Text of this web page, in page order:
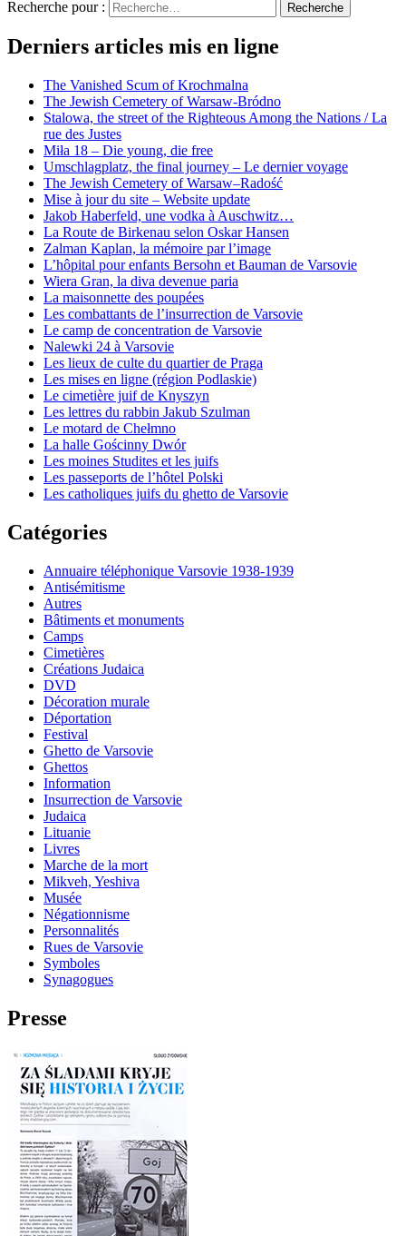
Recherche pour : Recherche
Derniers articles mis en ligne
The Vanished Scum of Krochmalna
The Jewish Cemetery of Warsaw-Bródno
Stalowa, the street of the Righteous Among the Nations / La
rue des Justes
Miła 18 – Die young, die free
Umschlagplatz, the final journey – Le dernier voyage
The Jewish Cemetery of Warsaw–Radość
Mise à jour du site – Website update
Jakob Haberfeld, une vodka à Auschwitz…
La Route de Birkenau selon Oskar Hansen
Zalman Kaplan, la mémoire par l’image
L’hôpital pour enfants Bersohn et Bauman de Varsovie
Wiera Gran, la diva devenue paria
La maisonnette des poupées
Les combattants de l’insurrection de Varsovie
Le camp de concentration de Varsovie
Nalewki 24 à Varsovie
Les lieux de culte du quartier de Praga
Les mises en ligne (région Podlaskie)
Le cimetière juif de Knyszyn
Les lettres du rabbin Jakub Szulman
Le motard de Chełmno
La halle Gościnny Dwór
Les moines Studites et les juifs
Les passeports de l’hôtel Polski
Les catholiques juifs du ghetto de Varsovie
Catégories
Annuaire téléphonique Varsovie 1938-1939
Antisémitisme
Autres
Bâtiments et monuments
Camps
Cimetières
Créations Judaica
DVD
Décoration murale
Déportation
Festival
Ghetto de Varsovie
Ghettos
Information
Insurrection de Varsovie
Judaica
Lituanie
Livres
Marche de la mort
Mikveh, Yeshiva
Musée
Négationnisme
Personnalités
Rues de Varsovie
Symboles
Synagogues
Presse